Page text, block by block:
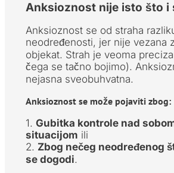
Anksioznost nije isto što i
Anksioznost se od straha
neodređenosti, jer nije vezana
objekat. Strah je veoma
čega se tačno bojimo).
nejasna sveobuhvatna.
Anksioznost se može pojaviti zbog:
1. Gubitka kontrole nad
situacijom ili
2. Zbog nečeg neodređenog
se dogodi.